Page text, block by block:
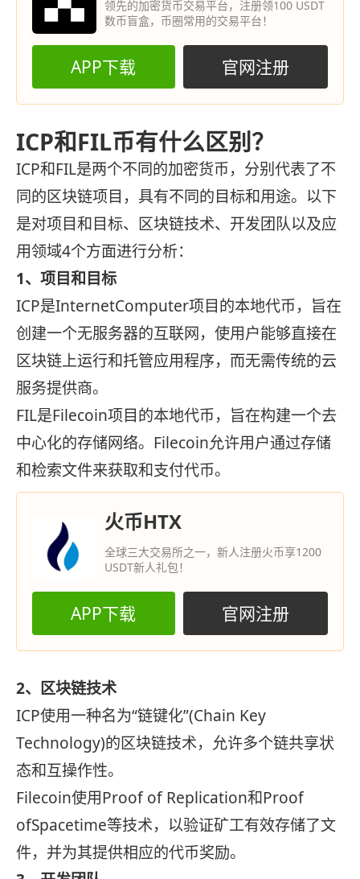
领先的加密货币交易平台，注册领100 USDT
数币盲盒，币圈常用的交易平台！
APP下载 官网注册
ICP和FIL币有什么区别？
ICP和FIL是两个不同的加密货币，分别代表了不
同的区块链项目，具有不同的目标和用途。以下
是对项目和目标、区块链技术、开发团队以及应
用领域4个方面进行分析：
1、项目和目标
ICP是InternetComputer项目的本地代币，旨在
创建一个无服务器的互联网，使用户能够直接在
区块链上运行和托管应用程序，而无需传统的云
服务提供商。
FIL是Filecoin项目的本地代币，旨在构建一个去
中心化的存储网络。Filecoin允许用户通过存储
和检索文件来获取和支付代币。
火币HTX
全球三大交易所之一，新人注册火币享1200
USDT新人礼包！
APP下载 官网注册
2、区块链技术
ICP使用一种名为“链键化”(Chain Key
Technology)的区块链技术，允许多个链共享状
态和互操作性。
Filecoin使用Proof of Replication和Proof
ofSpacetime等技术，以验证矿工有效存储了文
件，并为其提供相应的代币奖励。